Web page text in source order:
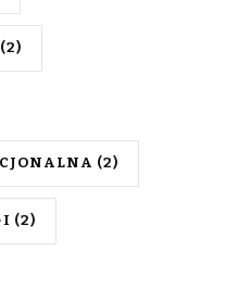
(2)
(2)
(2)